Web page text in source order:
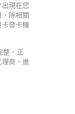
現在您
除相關
發卡機
整、正
商、進